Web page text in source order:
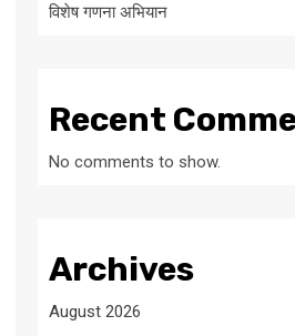
विशेष गणना अभियान
Recent
No comments to show.
Archives
August 2026